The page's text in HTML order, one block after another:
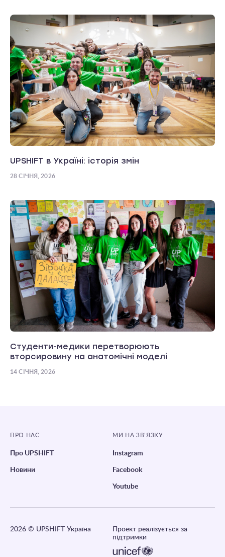
UPSHIFT в Україні: історія змін
28 СІЧНЯ, 2026
Студенти-медики перетворюють
вторсировину на анатомічні моделі
14 СІЧНЯ, 2026
ПРО НАС
Про UPSHIFT
Новини
МИ НА ЗВ’ЯЗКУ
Instagram
Facebook
Youtube
2026 © UPSHIFT Україна
Проект реалізується за
підтримки